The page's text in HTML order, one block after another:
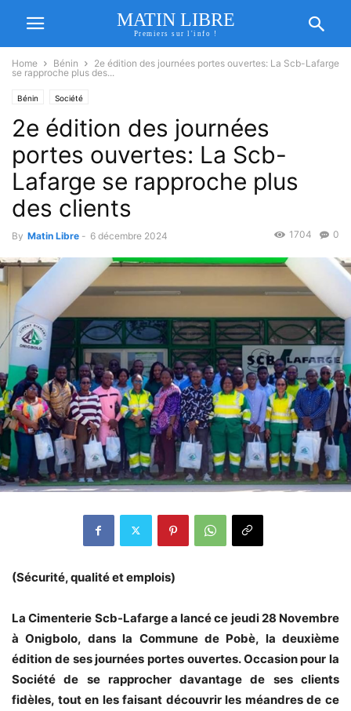
MATIN LIBRE
Premiers sur l'info !
Home Bénin
2e édition des journées portes ouvertes: La Scb-Lafarge
se rapproche plus des...
Bénin Société
2e édition des journées
portes ouvertes: La Scb-
Lafarge se rapproche plus
des clients
By Matin Libre - 6 décembre 2024 0
1704
(Sécurité, qualité et emplois)
La Cimenterie Scb-Lafarge a lancé ce jeudi 28 Novembre
à Onigbolo, dans la Commune de Pobè, la deuxième
édition de ses journées portes ouvertes. Occasion pour la
Société de se rapprocher davantage de ses clients
fidèles, tout en les faisant découvrir les méandres de ce